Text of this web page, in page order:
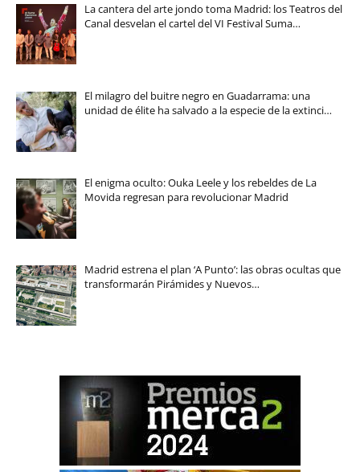
La cantera del arte jondo toma Madrid: los Teatros del
Canal desvelan el cartel del VI Festival Suma…
El milagro del buitre negro en Guadarrama: una
unidad de élite ha salvado a la especie de la extinci…
El enigma oculto: Ouka Leele y los rebeldes de La
Movida regresan para revolucionar Madrid
Madrid estrena el plan ‘A Punto’: las obras ocultas que
transformarán Pirámides y Nuevos…